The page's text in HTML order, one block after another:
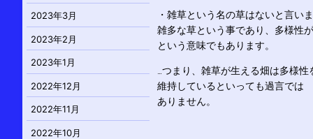
・雑草という名の草はないと言い
雑多な草という事であり、多様性
という意味でもあります。
…つまり、雑草が生える畑は多様性
維持しているといっても過言では
ありません。
2023年3月
2023年2月
2023年1月
2022年12月
2022年11月
2022年10月